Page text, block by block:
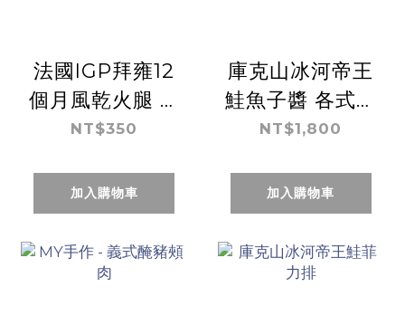
法國IGP拜雍12
個月風乾火腿 (5
片裝,80克)
NT$350
加入購物車
庫克山冰河帝王
鮭魚子醬 各式風
味
NT$1,800
加入購物車